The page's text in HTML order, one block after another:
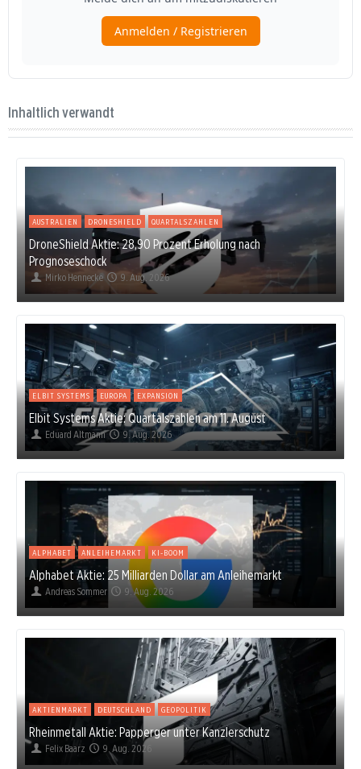
Inhaltlich verwandt
AUSTRALIEN DRONESHIELD QUARTALSZAHLEN
DroneShield Aktie: 28,90 Prozent Erholung nach
Prognoseschock
Mirko Hennecke 9. Aug. 2026
ELBIT SYSTEMS EUROPA EXPANSION
Elbit Systems Aktie: Quartalszahlen am 11. August
Eduard Altmann 9. Aug. 2026
ALPHABET ANLEIHEMARKT KI-BOOM
Alphabet Aktie: 25 Milliarden Dollar am Anleihemarkt
Andreas Sommer 9. Aug. 2026
AKTIENMARKT DEUTSCHLAND GEOPOLITIK
Rheinmetall Aktie: Papperger unter Kanzlerschutz
Felix Baarz 9. Aug. 2026